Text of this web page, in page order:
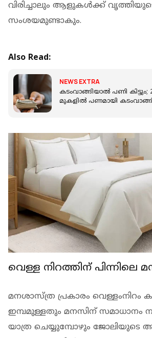
വിരിച്ചാലും ആളുകള്‍ക്ക്
സംശയമുണ്ടാകും.
Also Read:
NEWS EXTRA
കടംവാങ്ങിയാല്‍ പണി കിട്ടും;
മുകളില്‍ പണമായി
വെള്ള നിറത്തിന് പിന്നിലെ
മനശാസ്ത്ര പ്രകാരം വെള്ളംനിറം
ഇമ്പമുള്ളതും മനസിന്
യാത്ര ചെയ്യുമ്പോഴും ജോലിയുടെ